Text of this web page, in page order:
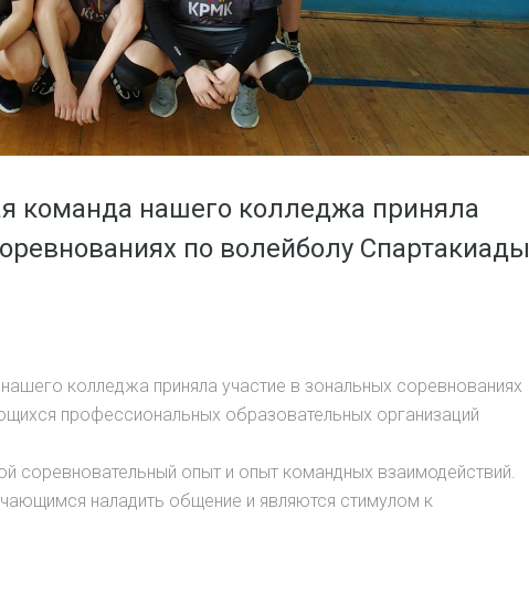
команда нашего колледжа приняла
по волейболу Спартакиады
колледжа приняла участие в зональных соревнованиях
профессиональных образовательных организаций
соревновательный опыт и опыт командных взаимодействий.
наладить общение и являются стимулом к